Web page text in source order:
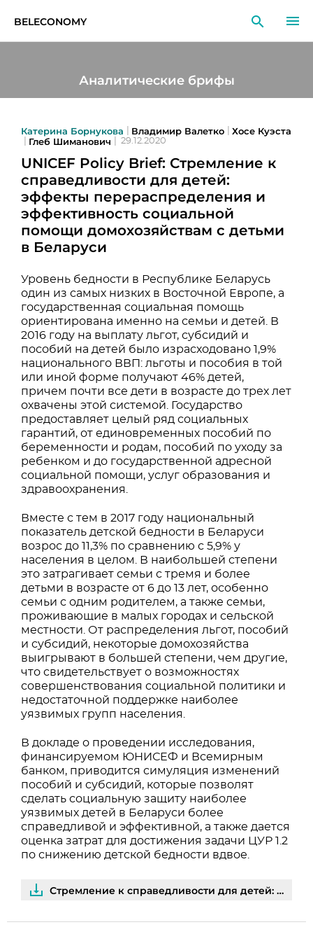
BELECONOMY
ИССЛЕДОВАНИЯ
ОБРАЗОВАНИЕ
СОБЫТИЯ
Аналитические брифы
Катерина Борнукова Владимир Валетко Хосе Куэста
Глеб Шиманович 29.12.2020
UNICEF Policy Brief: Стремление к
справедливости для детей:
эффекты перераспределения и
эффективность социальной
помощи домохозяйствам с детьми
в Беларуси
Уровень бедности в Республике Беларусь
один из самых низких в Восточной Европе, а
государственная социальная помощь
ориентирована именно на семьи и детей. В
2016 году на выплату льгот, субсидий и
пособий на детей было израсходовано 1,9%
национального ВВП: льготы и пособия в той
или иной форме получают 46% детей,
причем почти все дети в возрасте до трех лет
охвачены этой системой. Государство
предоставляет целый ряд социальных
гарантий, от единовременных пособий по
беременности и родам, пособий по уходу за
ребенком и до государственной адресной
социальной помощи, услуг образования и
здравоохранения.
Вместе с тем в 2017 году национальный
показатель детской бедности в Беларуси
возрос до 11,3% по сравнению с 5,9% у
населения в целом. В наибольшей степени
это затрагивает семьи с тремя и более
детьми в возрасте от 6 до 13 лет, особенно
семьи с одним родителем, а также семьи,
проживающие в малых городах и сельской
местности. От распределения льгот, пособий
и субсидий, некоторые домохозяйства
выигрывают в большей степени, чем другие,
что свидетельствует о возможностях
совершенствования социальной политики и
недостаточной поддержке наиболее
уязвимых групп населения.
В докладе о проведении исследования,
финансируемом ЮНИСЕФ и Всемирным
банком, приводится симуляция изменений
пособий и субсидий, которые позволят
сделать социальную защиту наиболее
уязвимых детей в Беларуси более
справедливой и эффективной, а также дается
оценка затрат для достижения задачи ЦУР 1.2
по снижению детской бедности вдвое.
Стремление к справедливости для детей: эффекты перераспределения иэффективность социальной помощи домохозяйствам с детьми в Беларуси | PDF